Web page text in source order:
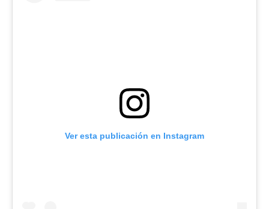
Ver esta publicación en Instagram